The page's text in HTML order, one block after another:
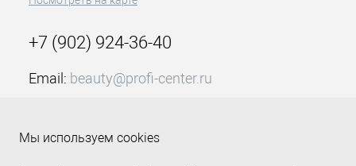
+7 (902) 924-36-40
Email: beauty@profi-center.ru
Прямая связь Profi Center
Мы используем cookies